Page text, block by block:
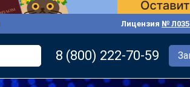
Лицензия №
8 (800) 222-70-59